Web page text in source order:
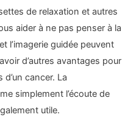
de relaxation et autres
aider à ne pas penser à la
l’imagerie guidée peuvent
d’autres avantages pour
cancer. La
simplement l’écoute de
utile.